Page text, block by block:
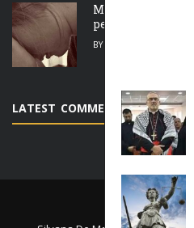
Madre natura è
perdona nulla
BY
LATEST COMMENTS
PRIVACY E